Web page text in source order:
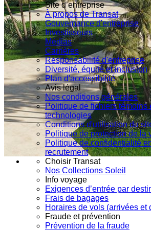
Site d’entreprise
À propos de Transat
Gouvernance d'entreprise
Investisseurs
Médias
Carrières
Responsabilité d'entreprise
Diversité, équité et inclusion
Plan d'accessibilité
Avis légal
Nos conditions générales
Politique de fichiers témoins
technologies
Conditions d'utilisation du
Politique de protection de la
Politique de confidentialité
recrutement
Choisir Transat
Nos Collections Soleil
Info voyage
Exigences d’entrée par
Frais de bagages
Horaires de vols (arrivées et
Fraude et prévention
Prévention de la fraude